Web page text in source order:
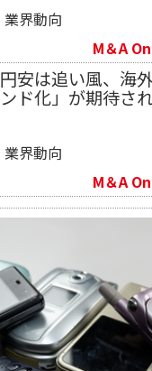
業界動向
M＆A
円安は追い風、海
ンド化」が期待さ
業界動向
M＆A